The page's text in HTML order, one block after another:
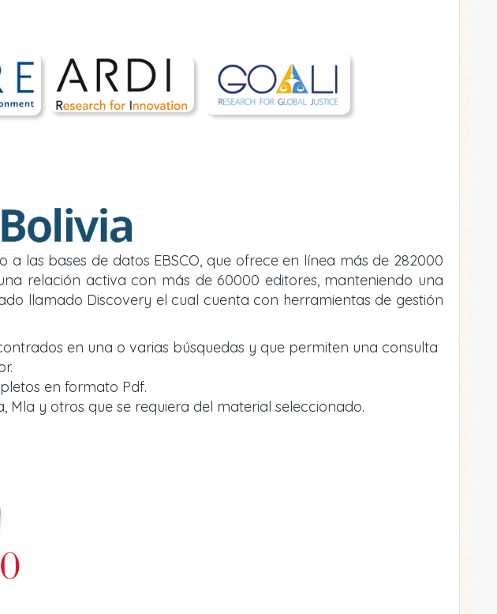
las bases de datos EBSCO, que ofrece en línea más de 282000
relación activa con más de 60000 editores, manteniendo una
llamado Discovery el cual cuenta con herramientas de gestión
en una o varias búsquedas y que permiten una consulta
en formato Pdf.
y otros que se requiera del material seleccionado.